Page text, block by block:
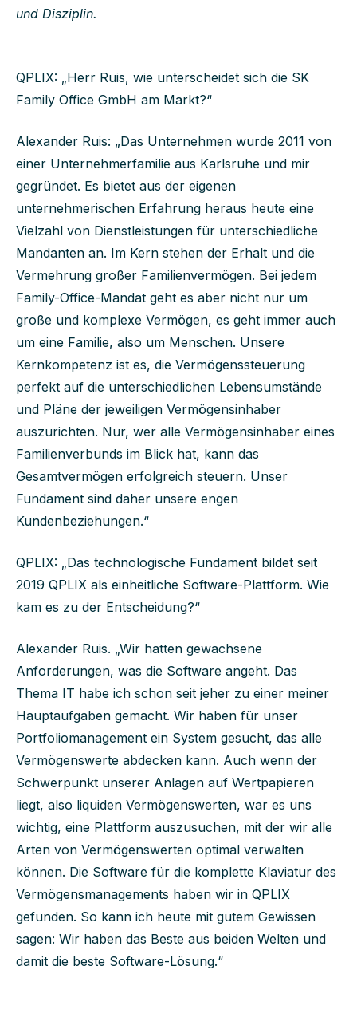
und Disziplin.
QPLIX: „Herr Ruis, wie unterscheidet sich die SK
Family Office GmbH am Markt?“
Alexander Ruis: „Das Unternehmen wurde 2011 von
einer Unternehmerfamilie aus Karlsruhe und mir
gegründet. Es bietet aus der eigenen
unternehmerischen Erfahrung heraus heute eine
Vielzahl von Dienstleistungen für unterschiedliche
Mandanten an. Im Kern stehen der Erhalt und die
Vermehrung großer Familienvermögen. Bei jedem
Family-Office-Mandat geht es aber nicht nur um
große und komplexe Vermögen, es geht immer auch
um eine Familie, also um Menschen. Unsere
Kernkompetenz ist es, die Vermögenssteuerung
perfekt auf die unterschiedlichen Lebensumstände
und Pläne der jeweiligen Vermögensinhaber
auszurichten. Nur, wer alle Vermögensinhaber eines
Familienverbunds im Blick hat, kann das
Gesamtvermögen erfolgreich steuern. Unser
Fundament sind daher unsere engen
Kundenbeziehungen.“
QPLIX: „Das technologische Fundament bildet seit
2019 QPLIX als einheitliche Software-Plattform. Wie
kam es zu der Entscheidung?“
Alexander Ruis. „Wir hatten gewachsene
Anforderungen, was die Software angeht. Das
Thema IT habe ich schon seit jeher zu einer meiner
Hauptaufgaben gemacht. Wir haben für unser
Portfoliomanagement ein System gesucht, das alle
Vermögenswerte abdecken kann. Auch wenn der
Schwerpunkt unserer Anlagen auf Wertpapieren
liegt, also liquiden Vermögenswerten, war es uns
wichtig, eine Plattform auszusuchen, mit der wir alle
Arten von Vermögenswerten optimal verwalten
können. Die Software für die komplette Klaviatur des
Vermögensmanagements haben wir in QPLIX
gefunden. So kann ich heute mit gutem Gewissen
sagen: Wir haben das Beste aus beiden Welten und
damit die beste Software-Lösung.“